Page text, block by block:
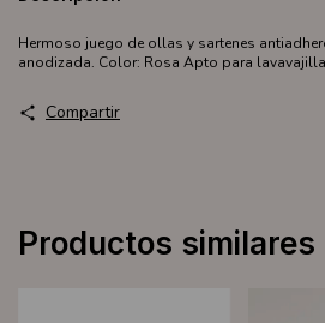
Hermoso juego de ollas y sartenes
anodizada. Color: Rosa Apto para
Compartir
Productos similares